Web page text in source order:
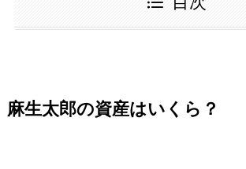
麻生太郎の資産はいくら？